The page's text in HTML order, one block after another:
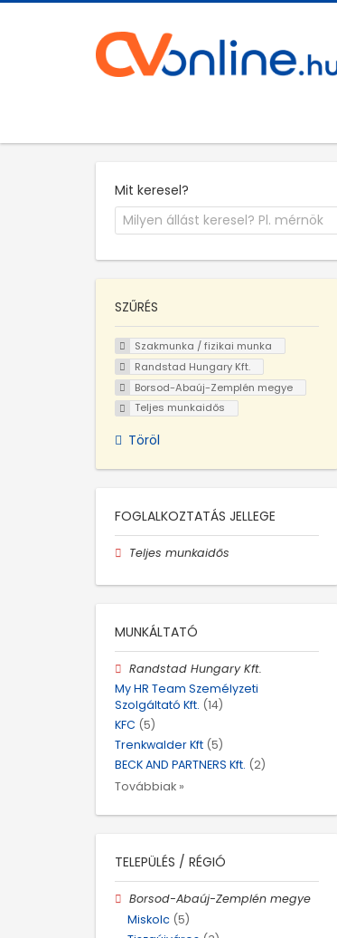
Mit keresel?
SZŰRÉS
Szakmunka / fizikai munka
Randstad Hungary Kft.
Borsod-Abaúj-Zemplén megye
Teljes munkaidős
Töröl
FOGLALKOZTATÁS JELLEGE
Teljes munkaidős
MUNKÁLTATÓ
Randstad Hungary Kft.
My HR Team Személyzeti
Szolgáltató Kft. (14)
KFC (5)
Trenkwalder Kft (5)
BECK AND PARTNERS Kft. (2)
Továbbiak »
TELEPÜLÉS / RÉGIÓ
Borsod-Abaúj-Zemplén megye
Miskolc (5)